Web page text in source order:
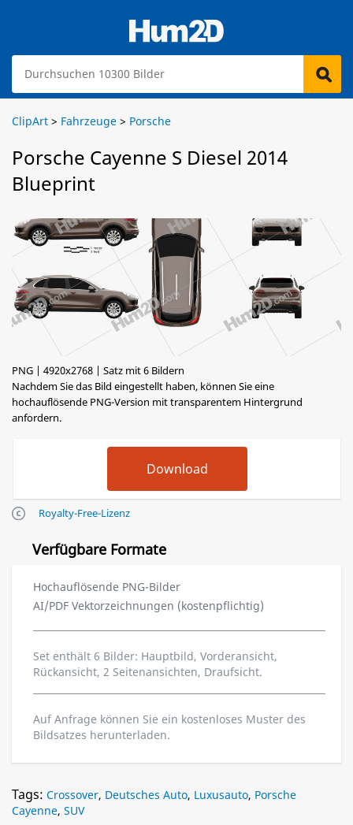
ClipArt > Fahrzeuge > Porsche
Porsche Cayenne S Diesel 2014
Blueprint
PNG | 4920x2768 | Satz mit 6 Bildern
Nachdem Sie das Bild eingestellt haben, können Sie eine
hochauflösende PNG-Version mit transparentem Hintergrund
anfordern.
Royalty-Free-Lizenz
Verfügbare Formate
Hochauflösende PNG-Bilder
AI/PDF Vektorzeichnungen (kostenpflichtig)
Set enthält 6 Bilder: Hauptbild, Vorderansicht,
Rückansicht, 2 Seitenansichten, Draufsicht.
Auf Anfrage können Sie ein kostenloses Muster des
Bildsatzes herunterladen.
Tags: Crossover, Deutsches Auto, Luxusauto, Porsche
Cayenne, SUV